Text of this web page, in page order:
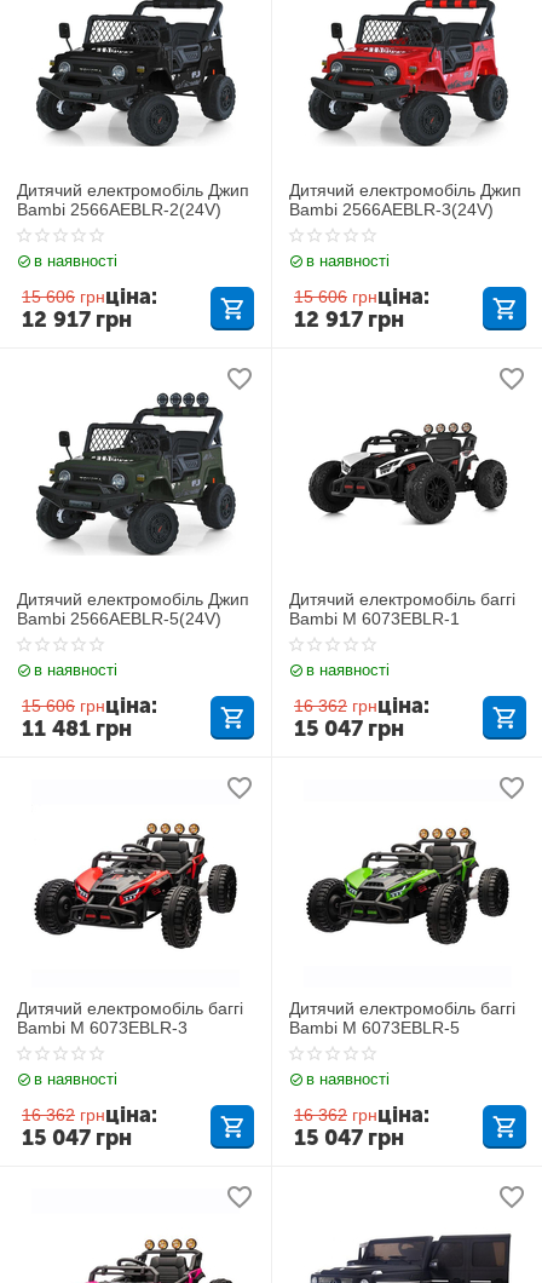
Дитячий електромобіль Джип
Bambi 2566AEBLR-2(24V)
в наявності
15 606 грн
12 917 грн
ціна:
Дитячий електромобіль Джип
Bambi 2566AEBLR-3(24V)
в наявності
15 606 грн
12 917 грн
ціна:
Дитячий електромобіль Джип
Bambi 2566AEBLR-5(24V)
в наявності
15 606 грн
11 481 грн
ціна:
Дитячий електромобіль баггі
Bambi M 6073EBLR-1
в наявності
16 362 грн
15 047 грн
ціна:
Дитячий електромобіль баггі
Bambi M 6073EBLR-3
в наявності
16 362 грн
15 047 грн
ціна:
Дитячий електромобіль баггі
Bambi M 6073EBLR-5
в наявності
16 362 грн
15 047 грн
ціна: